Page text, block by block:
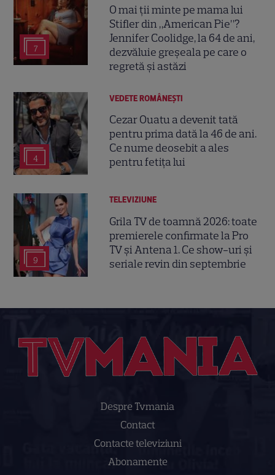
7
O mai ții minte pe mama lui
Stifler din „American Pie”?
Jennifer Coolidge, la 64 de ani,
dezvăluie greșeala pe care o
regretă și astăzi
4
VEDETE ROMÂNEŞTI
Cezar Ouatu a devenit tată
pentru prima dată la 46 de ani.
Ce nume deosebit a ales
pentru fetița lui
9
TELEVIZIUNE
Grila TV de toamnă 2026: toate
premierele confirmate la Pro
TV și Antena 1. Ce show-uri și
seriale revin din septembrie
Despre Tvmania
Contact
Contacte televiziuni
Abonamente